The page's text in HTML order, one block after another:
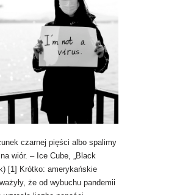
czarnej pięści albo spalimy
wiór. – Ice Cube, „Black
[1] Krótko: amerykańskie
że od wybuchu pandemii